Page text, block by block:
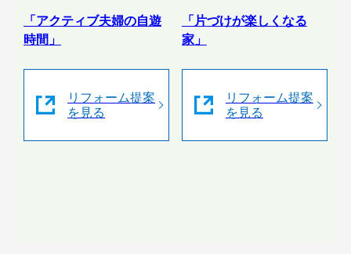
「アクティブ夫婦の自遊
時間」
リフォーム提案
を見る
「片づけが楽しくなる
家」
リフォーム提案
を見る